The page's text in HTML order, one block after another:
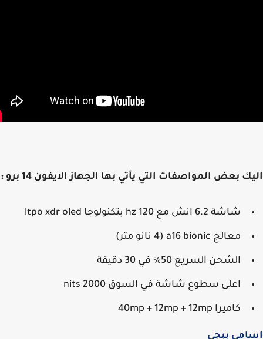
بعض المواصفات التي يأتي بها الجهاز الايفون 14 برو :
شاشة 6.2 انش مع 120 hz بتكنولوجا ltpo xdr oled
معالج a16 bionic (4 نانو متر)
الشحن السريع 50٪ في 30 دقيقة
اعلى سطوع شاشة في السوق 2000 nits
كاميرا 40mp + 12mp + 12mp
ببجي